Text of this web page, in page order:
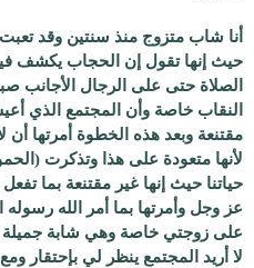
أنا شاب متزوج منذ سنتين وقد
حيث إنها تقول إن الحجاب يكشف
الصلاة حتى على الرجال الأجانب
النقاب خاصة وأن المجتمع الذي
مقتنعة وبعد هذه الخطوة أمرتها
لأنها متعودة على هذا وتذكرت
حياتنا حيث إنها غير مقتنعة بما
عز وجل وأمرتها بما أمر الله رسوله
لا أريد المجتمع ينظر لي بإحتقار